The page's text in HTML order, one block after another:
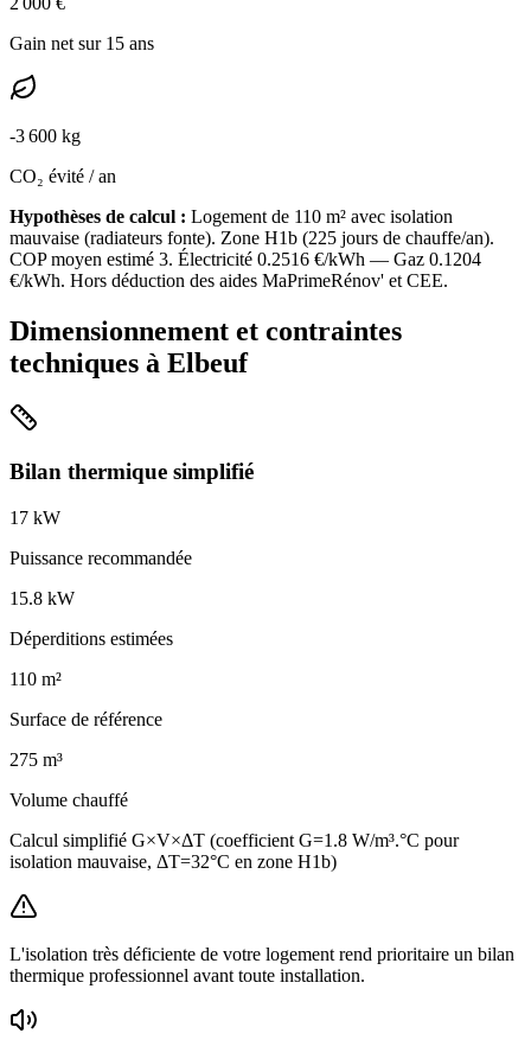
Gain net sur 15 ans
-3 600 kg
CO₂ évité / an
Hypothèses de calcul : Logement de 110 m² avec isolation
mauvaise (radiateurs fonte). Zone H1b (225 jours de chauffe/an).
COP moyen estimé 3. Électricité 0.2516 €/kWh — Gaz 0.1204
€/kWh. Hors déduction des aides MaPrimeRénov' et CEE.
Dimensionnement et contraintes
techniques à Elbeuf
Bilan thermique simplifié
17 kW
Puissance recommandée
15.8 kW
Déperditions estimées
110 m²
Surface de référence
275 m³
Volume chauffé
Calcul simplifié G×V×ΔT (coefficient G=1.8 W/m³.°C pour
isolation mauvaise, ΔT=32°C en zone H1b)
L'isolation très déficiente de votre logement rend prioritaire un bilan
thermique professionnel avant toute installation.